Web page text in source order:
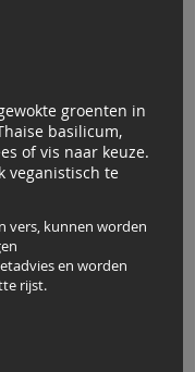
groenten in
basilicum,
of vis naar keuze.
veganistisch te
vers, kunnen worden
en worden
rijst.